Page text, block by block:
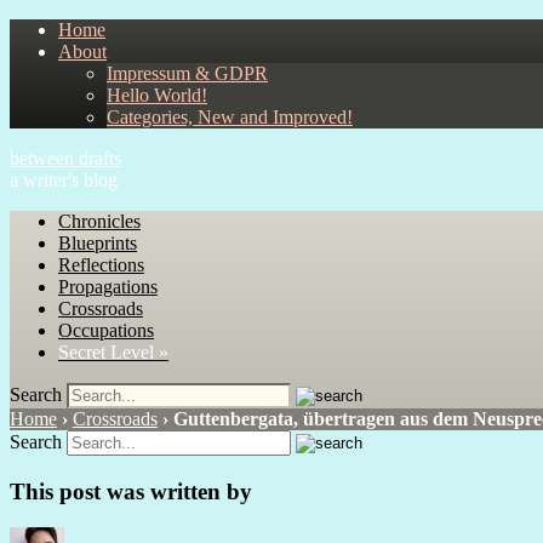
Home
About
Impressum & GDPR
Hello World!
Categories, New and Improved!
between drafts
a writer's blog
Chronicles
Blueprints
Reflections
Propagations
Crossroads
Occupations
Secret Level »
Search
Home › Crossroads › Guttenbergata, übertragen aus dem
Search
This post was written by